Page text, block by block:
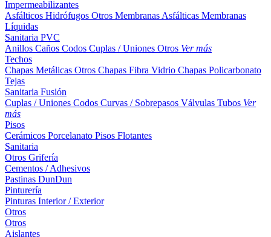
Impermeabilizantes
Asfálticos Hidrófugos Otros Membranas Asfálticas Membranas
Líquidas
Sanitaria PVC
Anillos Caños Codos Cuplas / Uniones Otros Ver más
Techos
Chapas Metálicas Otros Chapas Fibra Vidrio Chapas Policarbonato
Tejas
Sanitaria Fusión
Cuplas / Uniones Codos Curvas / Sobrepasos Válvulas Tubos Ver
más
Pisos
Cerámicos Porcelanato Pisos Flotantes
Sanitaria
Otros Grifería
Cementos / Adhesivos
Pastinas DunDun
Pinturería
Pinturas Interior / Exterior
Otros
Otros
Aislantes